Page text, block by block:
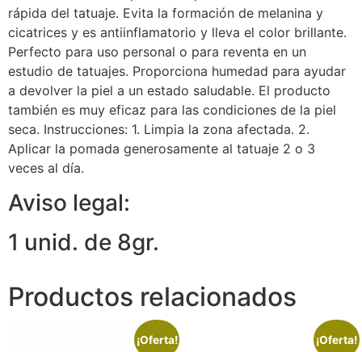
rápida del tatuaje. Evita la formación de melanina y
cicatrices y es antiinflamatorio y lleva el color brillante.
Perfecto para uso personal o para reventa en un
estudio de tatuajes. Proporciona humedad para ayudar
a devolver la piel a un estado saludable. El producto
también es muy eficaz para las condiciones de la piel
seca. Instrucciones: 1. Limpia la zona afectada. 2.
Aplicar la pomada generosamente al tatuaje 2 o 3
veces al día.
Aviso legal:
1 unid. de 8gr.
Productos relacionados
¡Oferta! ¡Oferta!